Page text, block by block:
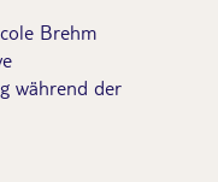
Brehm
während der